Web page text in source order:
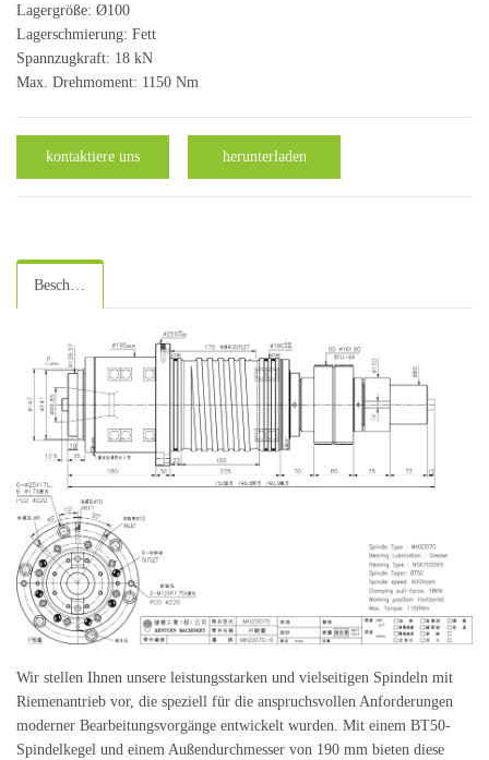
Lagergröße: Ø100
Lagerschmierung: Fett
Spannzugkraft: 18 kN
Max. Drehmoment: 1150 Nm
kontaktiere uns herunterladen
Beschreibung
Wir stellen Ihnen unsere leistungsstarken und vielseitigen Spindeln mit
Riemenantrieb vor, die speziell für die anspruchsvollen Anforderungen
moderner Bearbeitungsvorgänge entwickelt wurden. Mit einem BT50-
Spindelkegel und einem Außendurchmesser von 190 mm bieten diese